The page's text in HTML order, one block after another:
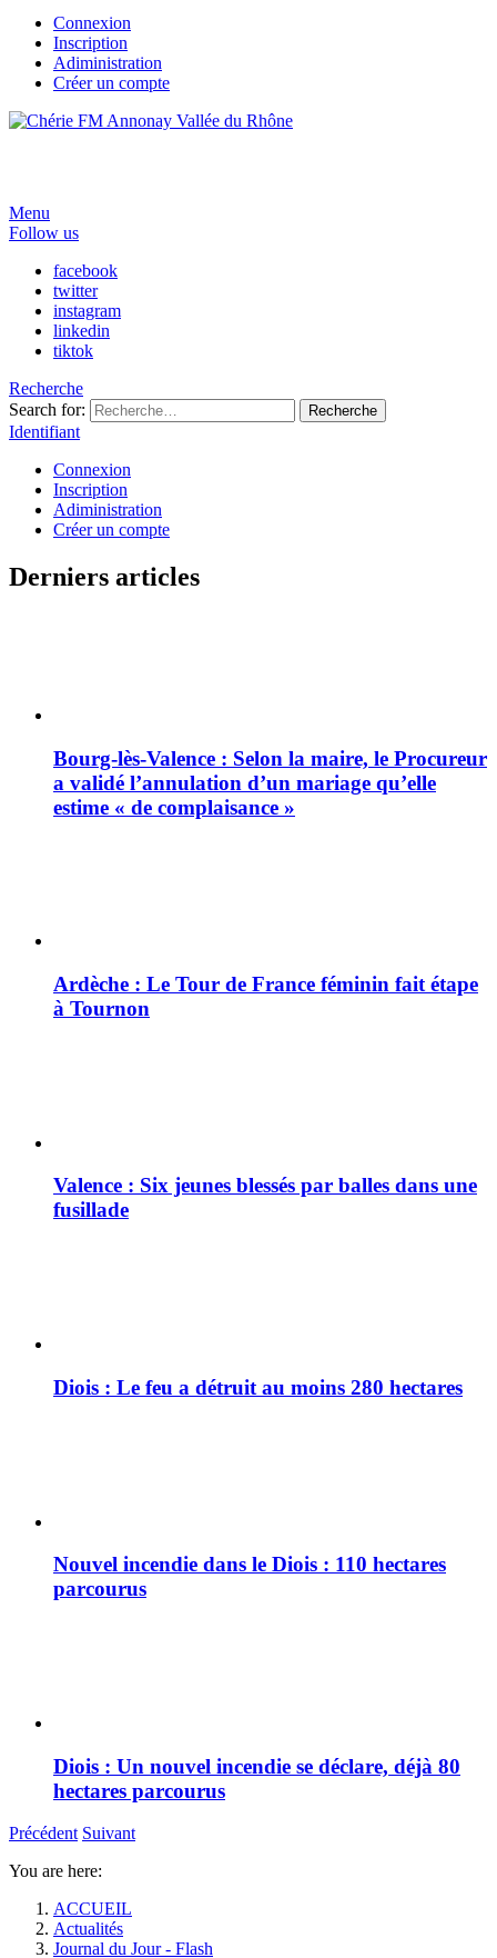
Connexion
Inscription
Adiministration
Créer un compte
Menu
Follow us
facebook
twitter
instagram
linkedin
tiktok
Recherche
Search for:
Recherche
Identifiant
Connexion
Inscription
Adiministration
Créer un compte
Derniers articles
Bourg-lès-Valence : Selon la maire, le Procureur
a validé l’annulation d’un mariage qu’elle
estime « de complaisance »
Ardèche : Le Tour de France féminin fait étape
à Tournon
Valence : Six jeunes blessés par balles dans une
fusillade
Diois : Le feu a détruit au moins 280 hectares
Nouvel incendie dans le Diois : 110 hectares
parcourus
Diois : Un nouvel incendie se déclare, déjà 80
hectares parcourus
Précédent Suivant
You are here:
ACCUEIL
Actualités
Journal du Jour - Flash